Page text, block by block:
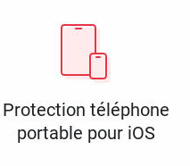
Protection téléphone
portable pour iOS